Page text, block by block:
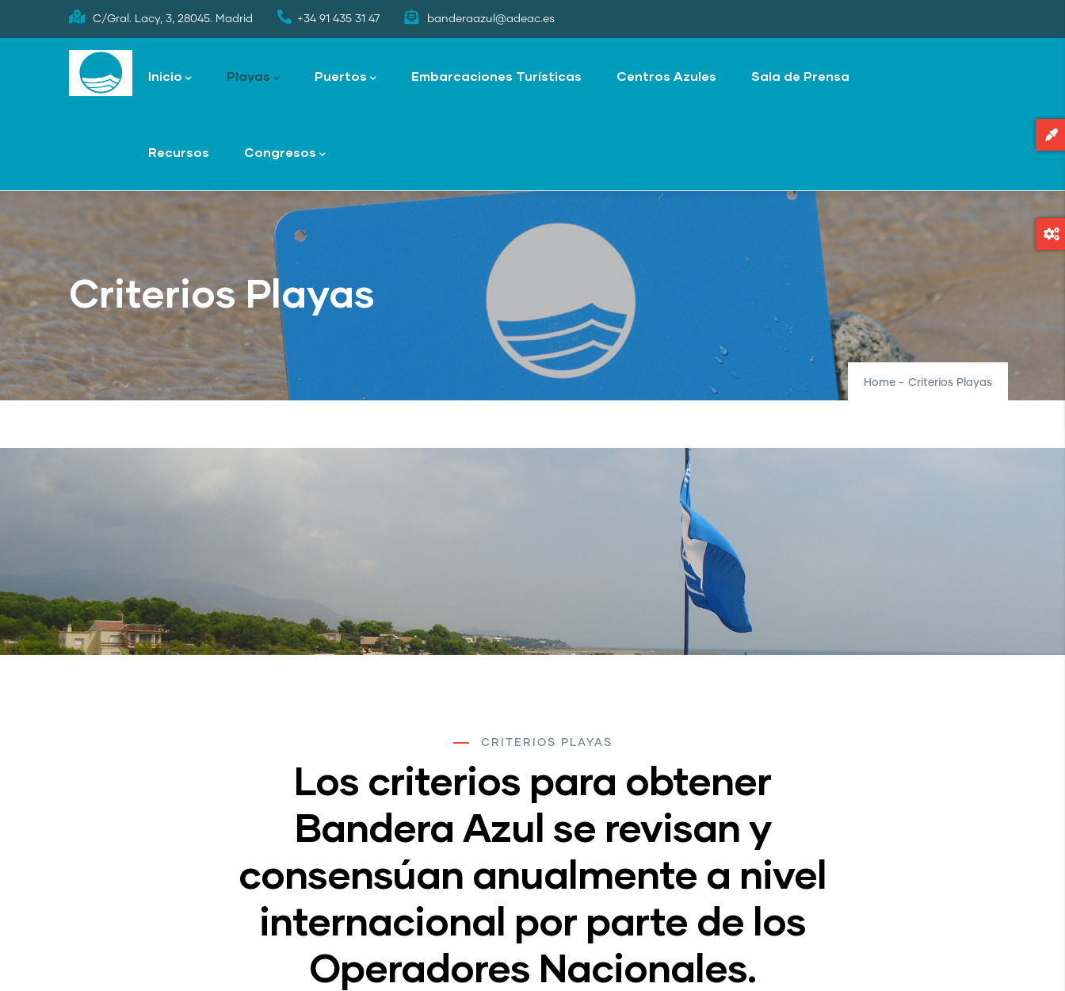
to
C/Gral. Lacy, 3, 28045. Madrid +34 91 435 31 47 banderaazul@adeac.es
navigation
Inicio Playas Puertos Embarcaciones Turísticas Centros Azules Sala de Prensa
Recursos Congresos
Criterios Playas
Home - Criterios Playas
CRITERIOS PLAYAS
Los criterios para obtener
Bandera Azul se revisan y
consensúan anualmente a nivel
internacional por parte de los
Operadores Nacionales.